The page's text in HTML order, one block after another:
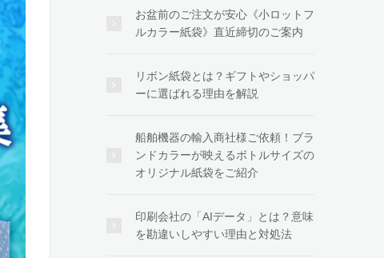
お盆前のご注文が安心《小ロットフ
ルカラー紙袋》直近締切のご案内
リボン紙袋とは？ギフトやショッパ
ーに選ばれる理由を解説
船舶機器の輸入商社様ご依頼！ブラ
ンドカラーが映えるボトルサイズの
オリジナル紙袋をご紹介
印刷会社の「AIデータ」とは？意味
を勘違いしやすい理由と対処法